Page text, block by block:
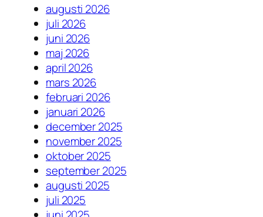
augusti 2026
juli 2026
juni 2026
maj 2026
april 2026
mars 2026
februari 2026
januari 2026
december 2025
november 2025
oktober 2025
september 2025
augusti 2025
juli 2025